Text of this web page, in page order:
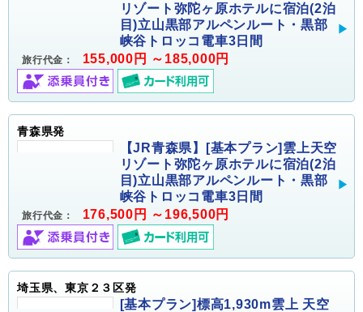
リゾート弥陀ヶ原ホテルに宿泊(2泊
目)立山黒部アルペンルート・黒部
峡谷トロッコ電車3日間
旅行代金： 155,000円 ～185,000円
青森県発
【JR青森県】[基本プラン]雲上天空
リゾート弥陀ヶ原ホテルに宿泊(2泊
目)立山黒部アルペンルート・黒部
峡谷トロッコ電車3日間
旅行代金： 176,500円 ～196,500円
埼玉県、東京２３区発
[基本プラン]標高1,930m雲上 天空